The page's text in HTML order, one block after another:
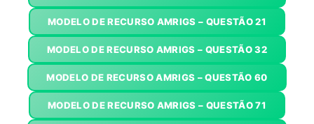
MODELO DE RECURSO AMRIGS – QUESTÃO 21
MODELO DE RECURSO AMRIGS – QUESTÃO 32
MODELO DE RECURSO AMRIGS – QUESTÃO 60
MODELO DE RECURSO AMRIGS – QUESTÃO 71